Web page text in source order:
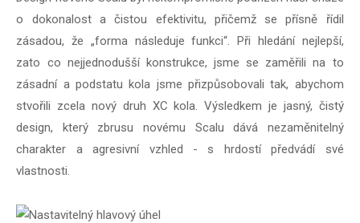
o dokonalost a čistou efektivitu, přičemž se přísně řídil
zásadou, že „forma následuje funkci“. Při hledání nejlepší,
zato co nejjednodušší konstrukce, jsme se zaměřili na to
zásadní a podstatu kola jsme přizpůsobovali tak, abychom
stvořili zcela nový druh XC kola. Výsledkem je jasný, čistý
design, který zbrusu novému Scalu dává nezaměnitelný
charakter a agresivní vzhled - s hrdostí předvádí své
vlastnosti.